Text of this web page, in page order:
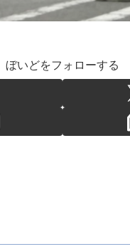
ぼいどをフォローする